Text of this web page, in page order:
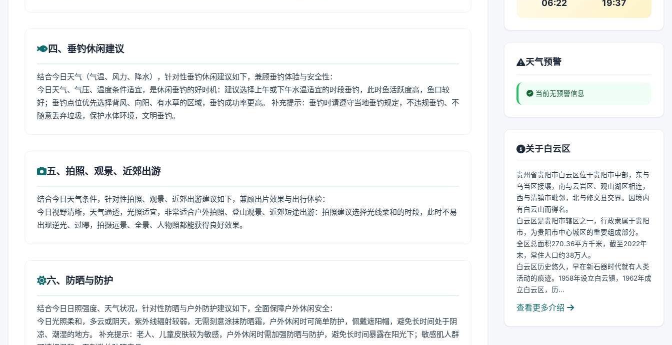
四、垂钓休闲建议
结合今日天气（气温、风力、降水），针对性垂钓休闲建议如下，兼顾垂钓体验与安全性：
今日天气、气压、温度条件适宜，是休闲垂钓的好时机：建议选择上午或下午水温适宜的时段垂钓，此时鱼活跃度高，鱼口较
好；垂钓点位优先选择背风、向阳、有水草的区域，垂钓成功率更高。 补充提示：垂钓时请遵守当地垂钓规定，不违规垂钓、不
随意丢弃垃圾，保护水体环境，文明垂钓。
五、拍照、观景、近郊出游
结合今日天气条件，针对性拍照、观景、近郊出游建议如下，兼顾出片效果与出行体验：
今日视野清晰，天气通透，光照适宜，非常适合户外拍照、登山观景、近郊短途出游：拍照建议选择光线柔和的时段，此时不易
出现逆光、过曝，拍摄远景、全景、人物照都能获得良好效果。
六、防晒与防护
结合今日日照强度、天气状况，针对性防晒与户外防护建议如下，全面保障户外休闲安全：
今日光照柔和，多云或阴天，紫外线辐射较弱，无需刻意涂抹防晒霜，户外休闲时可简单防护，佩戴遮阳帽，避免长时间处于阴
凉、潮湿的地方。 补充提示：老人、儿童皮肤较为敏感，户外休闲时需加强防晒与防护，避免长时间暴露在阳光下；敏感肌人群
06:22 19:37
天气预警
当前无预警信息
关于白云区
贵州省贵阳市白云区位于贵阳市中部，东与
乌当区接壤，南与云岩区、观山湖区相连，
西与清镇市毗邻，北与修文县交界。因境内
有白云山而得名。
白云区是贵阳市辖区之一，行政隶属于贵阳
市，为贵阳市中心城区的重要组成部分。
全区总面积270.36平方千米，截至2022年
末，常住人口约38万人。
白云区历史悠久，早在新石器时代就有人类
活动的痕迹。1958年设立白云镇，1962年成
立白云区，历...
查看更多介绍